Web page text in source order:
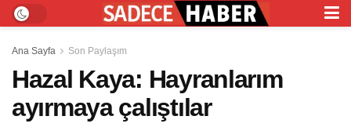
Ana Sayfa Son Paylaşım
Hazal Kaya: Hayranlarım
ayırmaya çalıştılar